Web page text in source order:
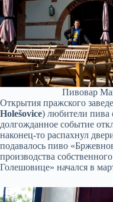
Пивовар
Открытия пражского
Holešovice) любители
долгожданное событие
наконец-то распахнул
подавалось пиво
производства
Голешовице» начался в